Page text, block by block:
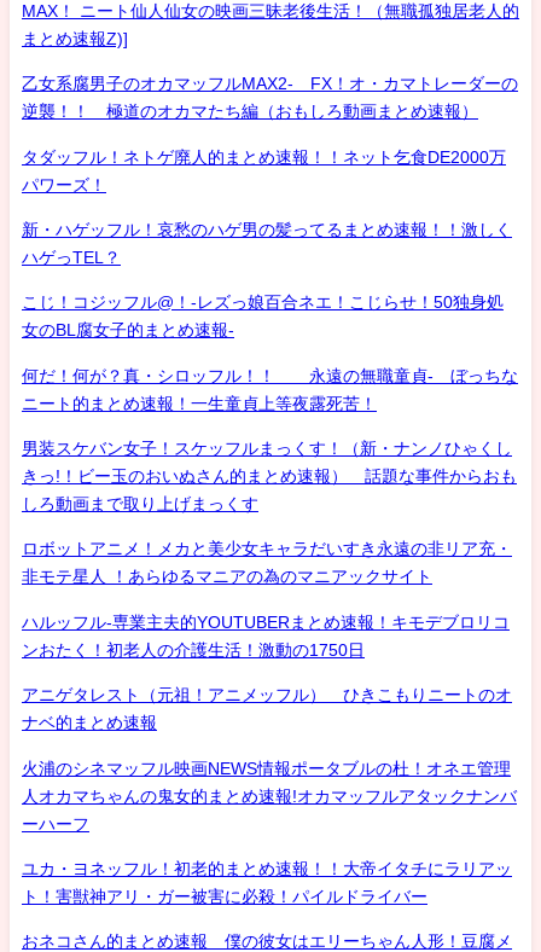
MAX！ ニート仙人仙女の映画三昧老後生活！（無職孤独居老人的
まとめ速報Z)]
乙女系腐男子のオカマッフルMAX2- FX！オ・カマトレーダーの
逆襲！！ 極道のオカマたち編（おもしろ動画まとめ速報）
タダッフル！ネトゲ廃人的まとめ速報！！ネット乞食DE2000万
パワーズ！
新・ハゲッフル！哀愁のハゲ男の髪ってるまとめ速報！！激しく
ハゲっTEL？
こじ！コジッフル@！-レズっ娘百合ネエ！こじらせ！50独身処
女のBL腐女子的まとめ速報-
何だ！何が？真・シロッフル！！ 永遠の無職童貞- ぼっちな
ニート的まとめ速報！一生童貞上等夜露死苦！
男装スケバン女子！スケッフルまっくす！（新・ナンノひゃくし
きっ!！ビー玉のおいぬさん的まとめ速報） 話題な事件からおも
しろ動画まで取り上げまっくす
ロボットアニメ！メカと美少女キャラだいすき永遠の非リア充・
非モテ星人 ！あらゆるマニアの為のマニアックサイト
ハルッフル-専業主夫的YOUTUBERまとめ速報！キモデブロリコ
ンおたく！初老人の介護生活！激動の1750日
アニゲタレスト（元祖！アニメッフル） ひきこもりニートのオ
ナベ的まとめ速報
火浦のシネマッフル映画NEWS情報ポータブルの杜！オネエ管理
人オカマちゃんの鬼女的まとめ速報!オカマッフルアタックナンバ
ーハーフ
ユカ・ヨネッフル！初老的まとめ速報！！大帝イタチにラリアッ
ト！害獣神アリ・ガー被害に必殺！パイルドライバー
おネコさん的まとめ速報 僕の彼女はエリーちゃん人形！豆腐メ